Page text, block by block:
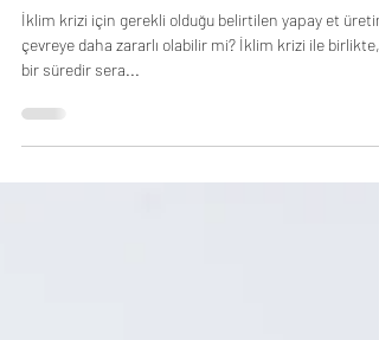
SOFRA
YAPAY ET
İklim krizi için gerekli olduğu belirtilen yapay et